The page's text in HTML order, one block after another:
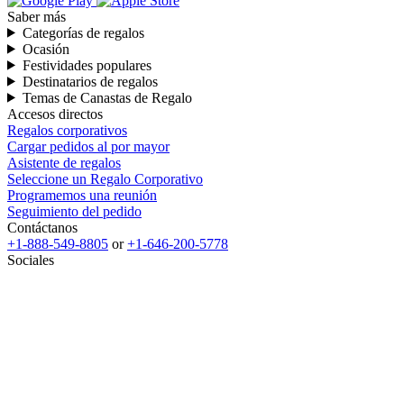
Saber más
Categorías de regalos
Ocasión
Festividades populares
Destinatarios de regalos
Temas de Canastas de Regalo
Accesos directos
Regalos corporativos
Cargar pedidos al por mayor
Asistente de regalos
Seleccione un Regalo Corporativo
Programemos una reunión
Seguimiento del pedido
Contáctanos
+1-888-549-8805 or+1-646-200-5778
Sociales